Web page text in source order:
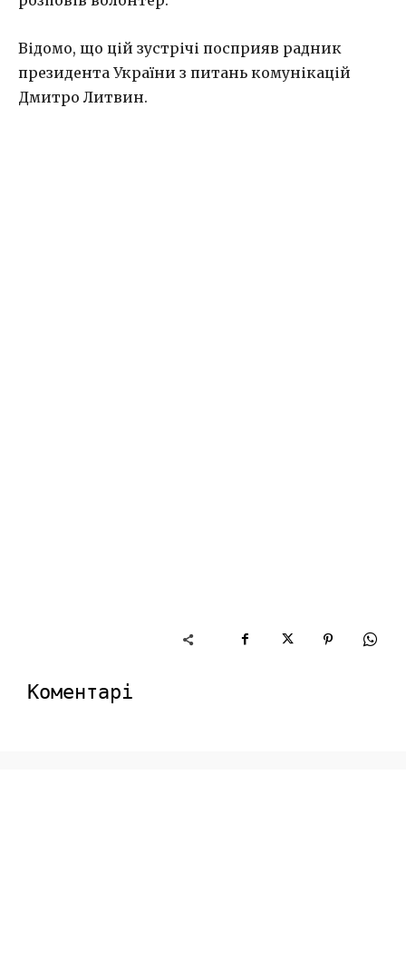
Відомо, що цій зустрічі посприяв радник
президента України з питань комунікацій
Дмитро Литвин.
Коментарі